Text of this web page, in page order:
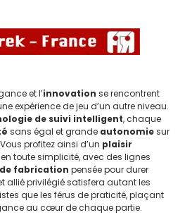
et l’innovation se rencontrent
expérience de jeu d’un autre niveau.
de suivi intelligent, chaque
sans égal et grande autonomiesur
profitez ainsi d’un plaisir
toute simplicité, avec des lignes
fabrication pensée pour durer
allié privilégié satisfera autant les
que les férus de praticité, plaçant
au cœur de chaque partie.